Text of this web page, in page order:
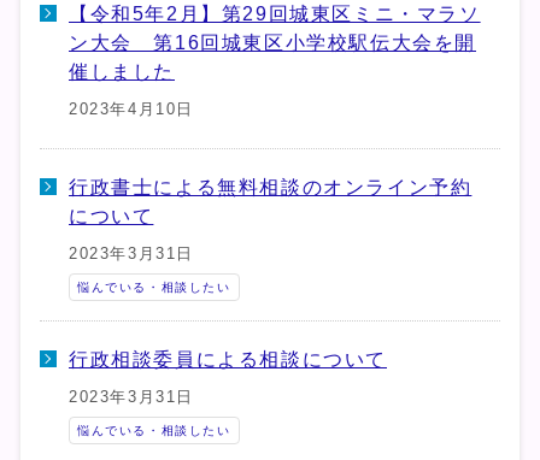
【令和5年2月】第29回城東区ミニ・マラソ
ン大会 第16回城東区小学校駅伝大会を開
催しました
2023年4月10日
行政書士による無料相談のオンライン予約
について
2023年3月31日
悩んでいる・相談したい
行政相談委員による相談について
2023年3月31日
悩んでいる・相談したい